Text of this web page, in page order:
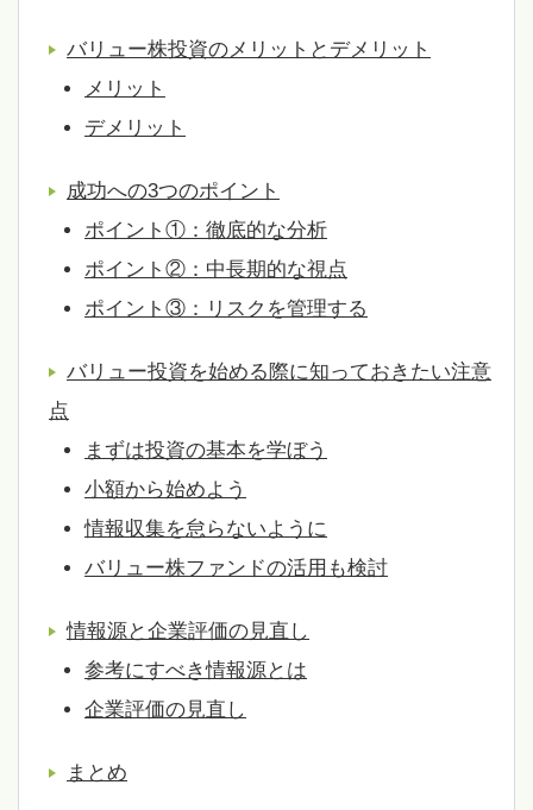
バリュー株投資のメリットとデメリット
メリット
デメリット
成功への3つのポイント
ポイント①：徹底的な分析
ポイント②：中長期的な視点
ポイント③：リスクを管理する
バリュー投資を始める際に知っておきたい注意
点
まずは投資の基本を学ぼう
小額から始めよう
情報収集を怠らないように
バリュー株ファンドの活用も検討
情報源と企業評価の見直し
参考にすべき情報源とは
企業評価の見直し
まとめ